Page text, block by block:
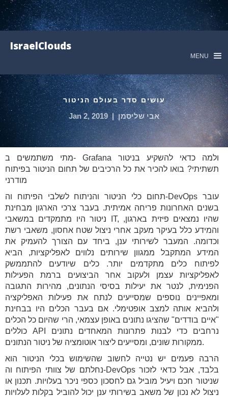
IsraelClouds
MENU
עושים סדר בעולם הניטור
אבי שליסמן |
Jan 2, 2019
מתי משתמשים ב- Grafana ולמה כדאי להשקיע בניטור
תשתיתי? בואו להכיר את כל הרכיבים של תחום הניטור בפיתוח
מודרני
תחום כלי הניטור והניתוח לשלבי הפיתוח וה-DevOps עובר
בשנים האחרונות פריחה אמיתית. בעבר צרכי הארגון מבחינת
ניטור היו מתמקדים במשאבי IT, שהיו נמצאים פיזית בארגון,
והמידע כלל בעיקר מעקב אחרי ניצול שטח אחסון, משאבי רשת
וכדומה. המעבר לשירותי ענן, ביחד עם הצורך להעמיק את
המידע המתקבל ממגוון שירותים נלווים לאפליקציות, הביא
לפיתוח כלים מתקדמים יותר. כלים שיודעים להתממשק
לאפליקציות עצמן ולעקוב אחר הביצועים ברמת הפעילות
הפנימית, לנטר את יעילות בסיסי הנתונים, מהירות התגובה
ומאפיינים נוספים שמסייעים לנתח את פעילות האפליקציה
ולהביא אותה למצב אופטימלי. אם בעבר הכלים היו בבחינת
"איים בודדים" שהציגו נתונים באופן עצמאי, הרי שהיום כל הכלים
כוללים API נרחבים כדי לבנות פתרונות המאחדים נתונים
ממקורות שונים, ומסייעים ליצור אוטומציה של ניטור הנתונים.
הרבה פעמים יש נטייה לחשוב שהשימוש בכלי הניטור הוא
נחלתם של צוותי הפיתוח וה-DevOps בלבד, אבל כדאי לזכור
שניטור חכם ויעיל מוביל גם לחסכון כספי ניכר בעלויות. תכנון או
ניצול לא נכון של משאב בשירותי ענן יכול להוביל בקלות לעלויות